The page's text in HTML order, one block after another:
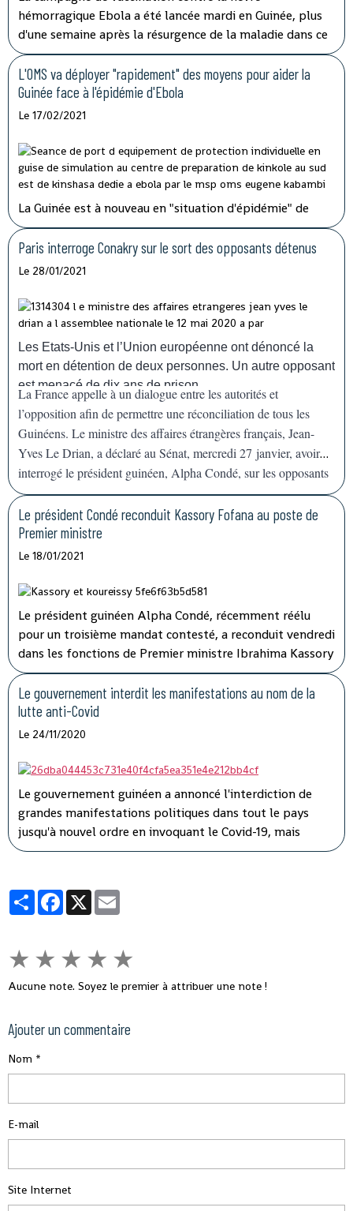
hémorragique Ebola a été lancée mardi en Guinée, plus
d'une semaine après la résurgence de la maladie dans ce
pays d'Afrique de l'Ouest qui espère l'éradiquer "en six
semaines" selon son ministre de la Santé.
L'OMS va déployer "rapidement" des moyens pour aider la
Guinée face à l'épidémie d'Ebola
Le 17/02/2021
La Guinée est à nouveau en "situation d'épidémie" de
fièvre hémorragique, après l'apparition ces derniers jours
dans le sud-est du pays de sept cas, dont trois
mortels.L'organisation mondiale de la Santé (OMS) va
face à la résurgence de l'épidémie de fièvre
hémorragiqueEbola, confirmée dimanche
14 février. "Nous allons déployer rapidement les
capacités nécessaires pour appuyer la Guinée, qui a déjà
une grande expérience", a déclaré devant la presse le
représentant de l'agence de l'ONU à Conakry.
Paris interroge Conakry sur le sort des opposants détenus
Le 28/01/2021
Les Etats-Unis et l’Union européenne ont dénoncé la
mort en détention de deux personnes. Un autre opposant
est menacé de dix ans de prison.
La France appelle à un dialogue entre les autorités et
l’opposition afin de permettre une réconciliation de tous les
Guinéens. Le ministre des affaires étrangères français, Jean-
Yves Le Drian, a déclaré au Sénat, mercredi 27 janvier, avoir
interrogé le président guinéen, Alpha Condé, sur les opposants
en prison, agitant la menace de« mesures »contre Conakry.
Le président Condé reconduit Kassory Fofana au poste de
Premier ministre
Le 18/01/2021
Le président guinéen Alpha Condé, récemment réélu
pour un troisième mandat contesté, a reconduit vendredi
dans les fonctions de Premier ministre Ibrahima Kassory
Fofana qui avait auparavant présenté la démission de
son gouvernement.
Le gouvernement interdit les manifestations au nom de la
lutte anti-Covid
Le 24/11/2020
Le gouvernement guinéen a annoncé l'interdiction de
grandes manifestations politiques dans tout le pays
jusqu'à nouvel ordre en invoquant le Covid-19, mais
l'opposition a dénoncé une instrumentalisation de la
Alpha Condé.
PartagerFacebook
X
★ ★ ★ ★ ★
Aucune note. Soyez le premier à attribuer une note !
Ajouter un commentaire
Nom
E-mail
Site Internet